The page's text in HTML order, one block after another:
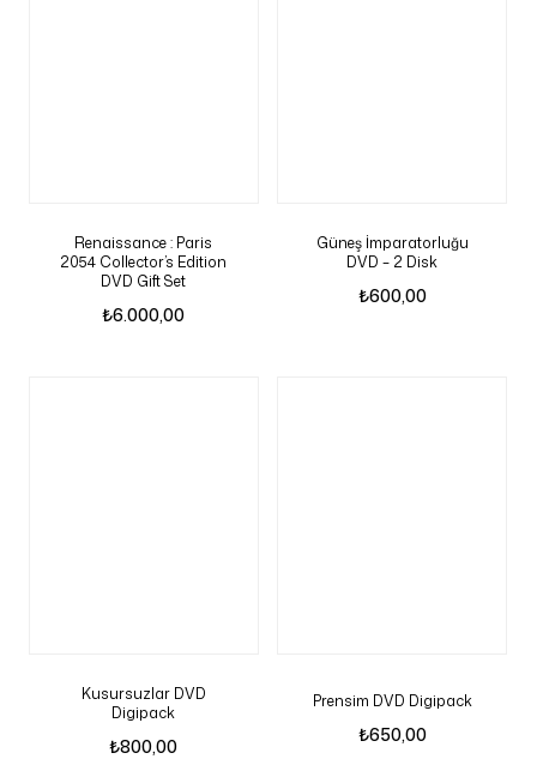
Renaissance : Paris
2054 Collector’s Edition
DVD Gift Set
₺6.000,00
Güneş İmparatorluğu
DVD – 2 Disk
₺600,00
Kusursuzlar DVD
Digipack
₺800,00
Prensim DVD Digipack
₺650,00